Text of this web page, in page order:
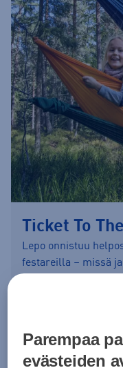
Ticket To
Lepo onnistuu
festareilla – missä
luontoa ja chillailua
Parempaa
evästeiden